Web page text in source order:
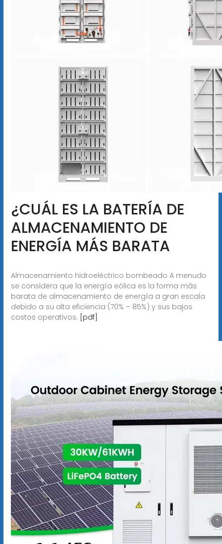
¿CUÁL ES LA BATERÍA DE
ALMACENAMIENTO DE
ENERGÍA MÁS BARATA
Almacenamiento hidroeléctrico bombeado A menudo
se considera que la energía eólica es la forma más
barata de almacenamiento de energía a gran escala
debido a su alta eficiencia (70% – 85%) y sus bajos
costos operativos. [pdf]